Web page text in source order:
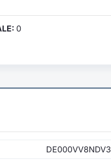
0
DE000VV8NDV3